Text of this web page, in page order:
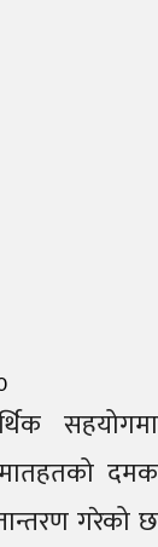
सहयोगमा
दमक
गरेको छ